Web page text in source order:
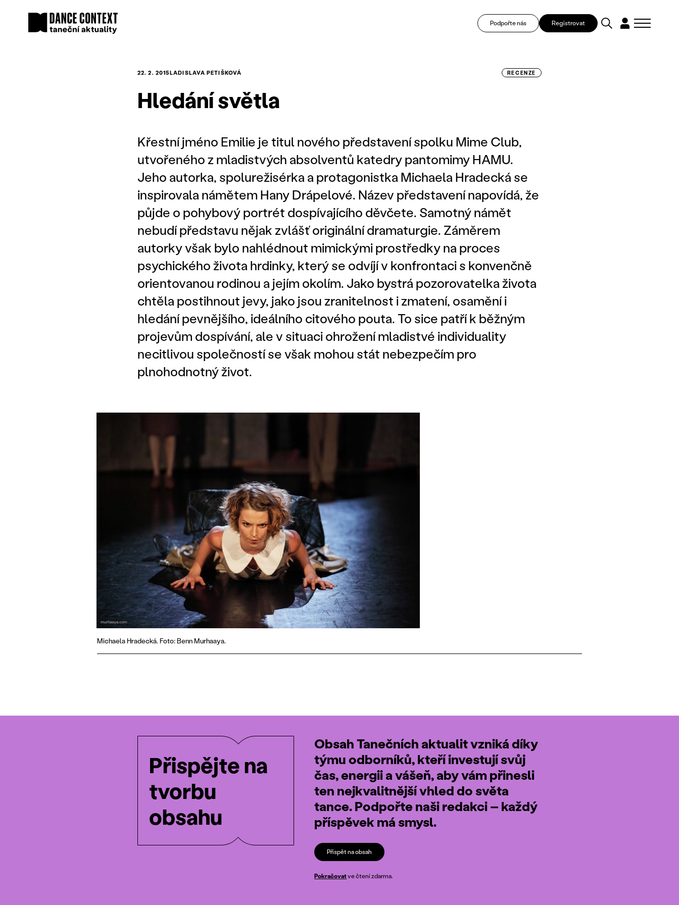
Podpořte nás Registrovat
22. 2. 2015LADISLAVA PETIŠKOVÁ RECENZE
Hledání světla
Křestní jméno Emilie je titul nového představení spolku Mime Club,
utvořeného z mladistvých absolventů katedry pantomimy HAMU.
Jeho autorka, spolurežisérka a protagonistka Michaela Hradecká se
inspirovala námětem Hany Drápelové. Název představení napovídá, že
půjde o pohybový portrét dospívajícího děvčete. Samotný námět
nebudí představu nějak zvlášť originální dramaturgie. Záměrem
autorky však bylo nahlédnout mimickými prostředky na proces
psychického života hrdinky, který se odvíjí v konfrontaci s konvenčně
orientovanou rodinou a jejím okolím. Jako bystrá pozorovatelka života
chtěla postihnout jevy, jako jsou zranitelnost i zmatení, osamění i
hledání pevnějšího, ideálního citového pouta. To sice patří k běžným
projevům dospívání, ale v situaci ohrožení mladistvé individuality
necitlivou společností se však mohou stát nebezpečím pro
plnohodnotný život.
Michaela Hradecká. Foto: Benn Murhaaya.
Přispějte na
tvorbu
obsahu
Obsah Tanečních aktualit vzniká díky
týmu odborníků, kteří investují svůj
čas, energii a vášeň, aby vám přinesli
ten nejkvalitnější vhled do světa
tance. Podpořte naši redakci – každý
příspěvek má smysl.
Přispět na obsah
Pokračovatve čtení zdarma.